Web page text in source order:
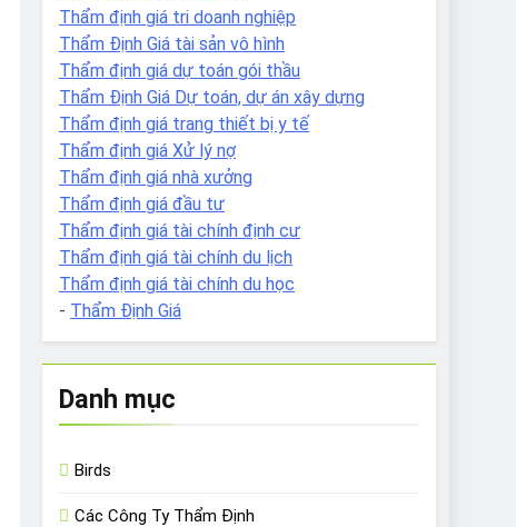
Thẩm định giá tri doanh nghiệp
Thẩm Định Giá tài sản vô hình
Thẩm định giá dự toán gói thầu
Thẩm Định Giá Dự toán, dự án xây dựng
Thẩm định giá trang thiết bị y tế
Thẩm định giá Xử lý nợ
Thẩm định giá nhà xưởng
Thẩm định giá đầu tư
Thẩm định giá tài chính định cư
Thẩm định giá tài chính du lịch
Thẩm định giá tài chính du học
- Thẩm Định Giá
Danh mục
Birds
Các Công Ty Thẩm Định